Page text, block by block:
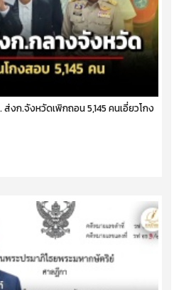
ส่งก.จังหวัดเพิกถอน 5,145 คนเอี่ยวโกง